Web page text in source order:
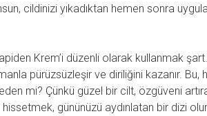
cildinizi yıkadıktan hemen sonra
Krem’i düzenli olarak kullanmak
pürüzsüzleşir ve diriliğini kazanır. Bu,
mi? Çünkü güzel bir cilt, özgüveni
gününüzü aydınlatan bir dizi